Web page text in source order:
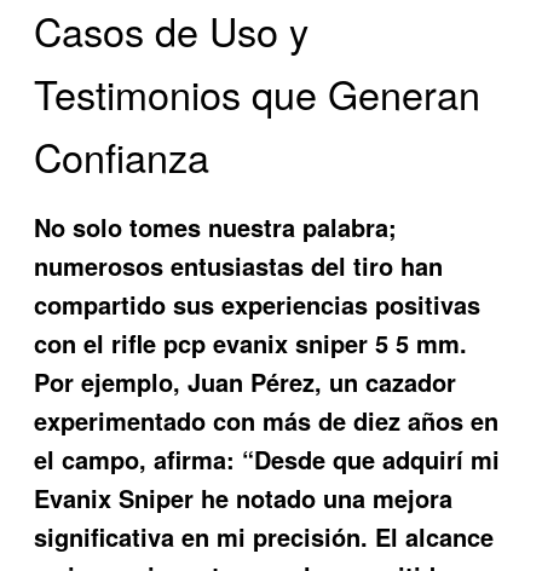
Casos de Uso y
Testimonios que Generan
Confianza
No solo tomes nuestra palabra;
numerosos entusiastas del tiro han
compartido sus experiencias positivas
con el rifle pcp evanix sniper 5 5 mm.
Por ejemplo, Juan Pérez, un cazador
experimentado con más de diez años en
el campo, afirma: “Desde que adquirí mi
Evanix Sniper he notado una mejora
significativa en mi precisión. El alcance